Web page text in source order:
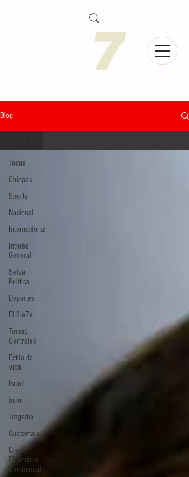
Blog
Todas
Chiapas
Sports
Nacional
Internacional
Interés
General
Selva
Política
Deportes
El Sie7e
Temas
Centrales
Estilo de
vida
Israel
bano
Tragedia
Guatemala
Grupo
Financiero
Continental